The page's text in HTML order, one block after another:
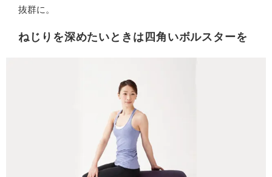
抜群に。
ねじりを深めたいときは四角いボルスターを